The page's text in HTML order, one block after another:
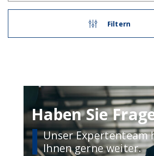
Filtern
Haben Sie
Unser Expertenteam
Ihnen gerne weiter.